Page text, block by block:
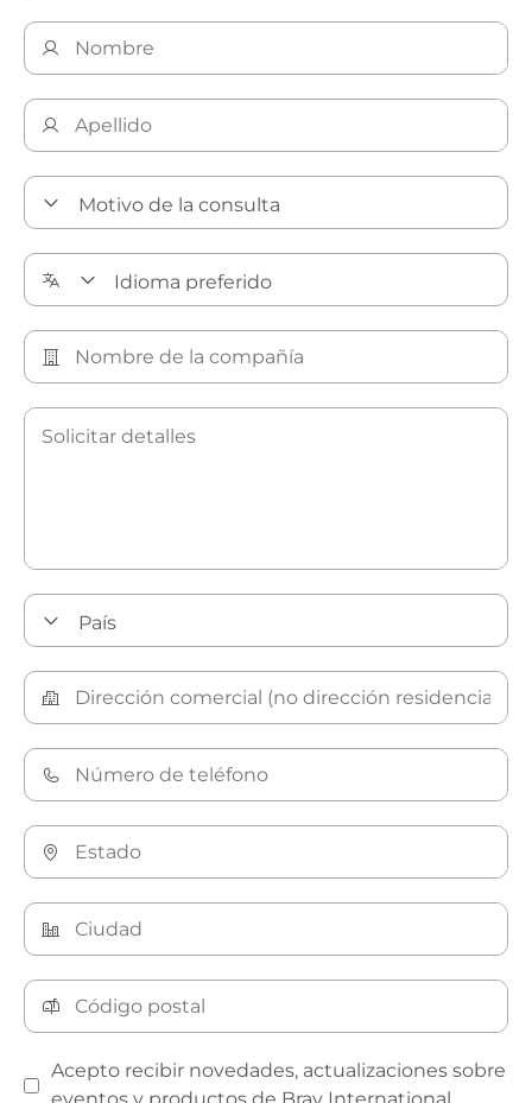
Acepto recibir novedades, actualizaciones sobre